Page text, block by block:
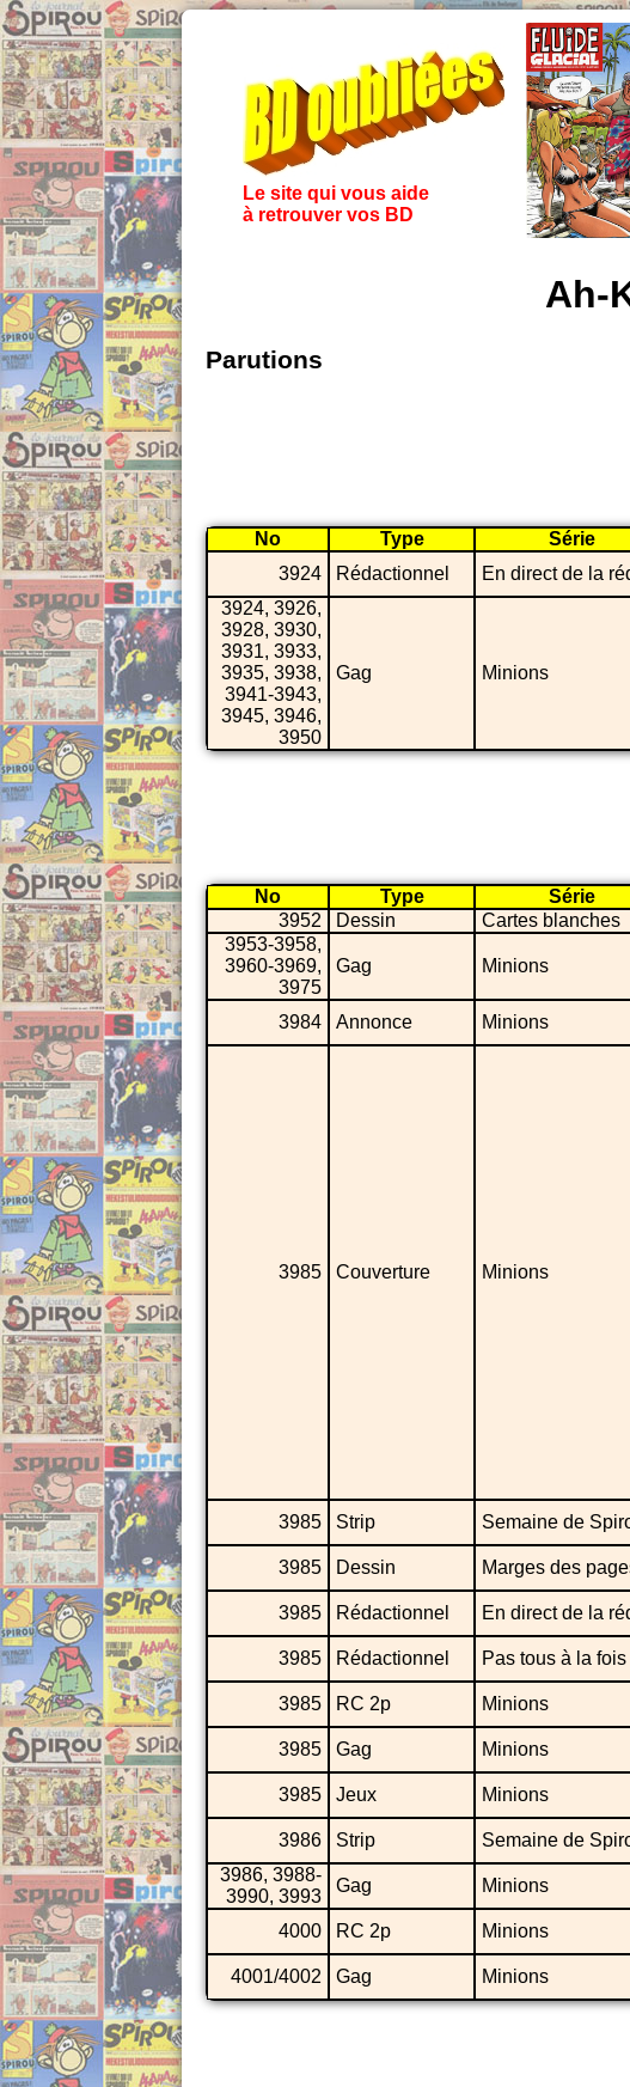
Le site qui vous aide
à retrouver vos BD
Ah-
Parutions
No Type Série
3924
Rédactionnel En direct de la
3924, 3926,
3928, 3930,
3931, 3933,
3935, 3938,
3941-3943,
3945, 3946,
3950
Gag Minions
No Type Série
3952
Dessin Cartes blanches
3953-3958,
3960-3969,
3975
Gag Minions
3984 Annonce Minions
3985 Couverture Minions
3985 Strip Semaine de
3985
Dessin Marges des
3985
Rédactionnel En direct de la
3985
Rédactionnel Pas tous à la fois
3985
RC 2p Minions
3985
Gag Minions
3985
Jeux Minions
3986
Strip Semaine de
3986, 3988-
3990, 3993
Gag Minions
4000
RC 2p Minions
4001/4002
Gag Minions